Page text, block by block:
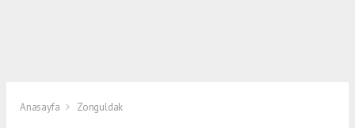
Anasayfa Zonguldak